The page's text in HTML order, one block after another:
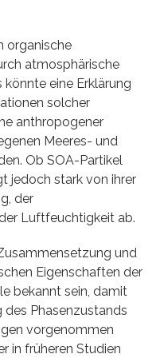
organische
atmosphärische
eine Erklärung
solcher
anthropogener
Meeres- und
Ob SOA-Partikel
jedoch stark von ihrer
der
Luftfeuchtigkeit ab.
und
Eigenschaften der
bekannt sein, damit
des Phasenzustands
vorgenommen
in früheren Studien